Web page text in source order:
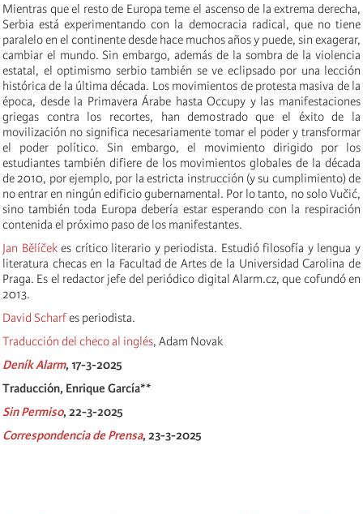
Mientras que el resto de Europa teme el ascenso de la extrema derecha,
Serbia está experimentando con la democracia radical, que no tiene
paralelo en el continente desde hace muchos años y puede, sin exagerar,
cambiar el mundo. Sin embargo, además de la sombra de la violencia
estatal, el optimismo serbio también se ve eclipsado por una lección
histórica de la última década. Los movimientos de protesta masiva de la
época, desde la Primavera Árabe hasta Occupy y las manifestaciones
griegas contra los recortes, han demostrado que el éxito de la
movilización no significa necesariamente tomar el poder y transformar
el poder político. Sin embargo, el movimiento dirigido por los
estudiantes también difiere de los movimientos globales de la década
de 2010, por ejemplo, por la estricta instrucción (y su cumplimiento) de
no entrar en ningún edificio gubernamental. Por lo tanto, no solo Vučić,
sino también toda Europa debería estar esperando con la respiración
contenida el próximo paso de los manifestantes.
Jan Bělíčekes crítico literario y periodista. Estudió filosofía y lengua y
literatura checas en la Facultad de Artes de la Universidad Carolina de
Praga. Es el redactor jefe del periódico digital Alarm.cz, que cofundó en
2013.
David Scharfes periodista.
Traducción del checo al inglés, Adam Novak
Deník Alarm, 17-3-2025
Traducción, Enrique García**
Sin Permiso, 22-3-2025
Correspondencia de Prensa, 23-3-2025